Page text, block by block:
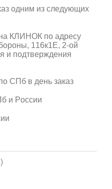
одним из следующих
КЛИНОК по адресу
116к1Е, 2-ой
и подтверждения
СПб в день заказ
и России